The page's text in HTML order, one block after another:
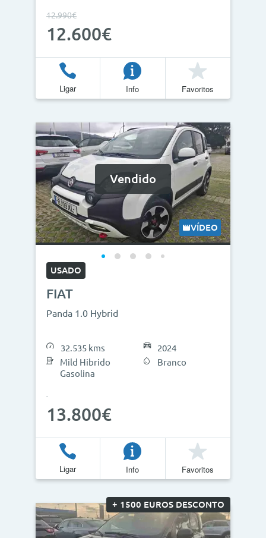
12.990€
12.600€
Ligar Info Favoritos
Vendido
VÍDEO
USADO
FIAT
Panda 1.0 Hybrid
32.535 kms
Mild Hibrido
Gasolina
2024
Branco
13.800€
Ligar Info Favoritos
+ 1500 EUROS DESCONTO